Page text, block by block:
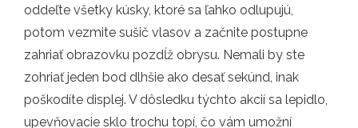
oddeľte všetky kúsky, ktoré sa ľahko odlupujú,
potom vezmite sušič vlasov a začnite postupne
zahriať obrazovku pozdĺž obrysu. Nemali by ste
zohriať jeden bod dlhšie ako desať sekúnd, inak
poškodíte displej. V dôsledku týchto akcií sa lepidlo,
upevňovacie sklo trochu topí, čo vám umožní